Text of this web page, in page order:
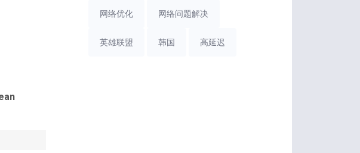
网络优化 网络问题解决
英雄联盟 韩国 高延迟